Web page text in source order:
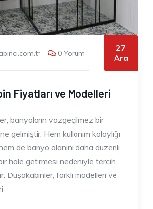
0 Yorum
27
Ara
Fiyatları ve Modelleri
banyoların vazgeçilmez bir
gelmiştir. Hem kullanım kolaylığı
de banyo alanını daha düzenli
hale getirmesi nedeniyle tercih
Duşakabinler, farklı modelleri ve